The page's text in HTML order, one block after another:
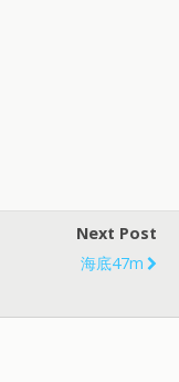
Next Post
海底47m